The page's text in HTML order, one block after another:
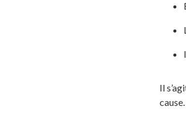
Il